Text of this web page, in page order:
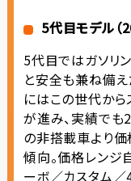
5代目モデル（
5代目ではガソリ
と安全も兼ね備え
にはこの世代から
が進み、実績で
の非搭載車より
傾向。価格レンジ
ーボ／カスタム